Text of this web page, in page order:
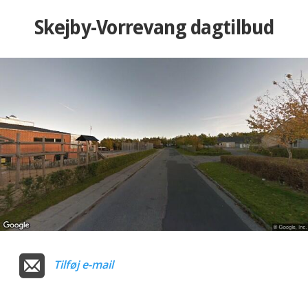
Skejby-Vorrevang dagtilbud
Tilføj e-mail